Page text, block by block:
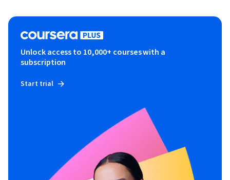
Unlock access to 10,000+ courses with a
subscription
Start trial